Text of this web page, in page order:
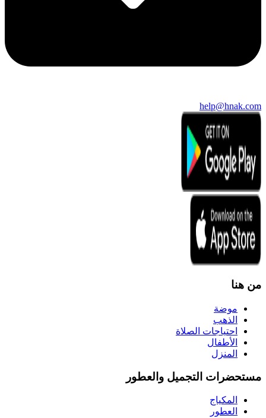
help@hnak.com
من هنا
موضة
الذهب
احتياجات الصلاة
الأطفال
المنزل
مستحضرات التجميل والعطور
المكياج
العطور